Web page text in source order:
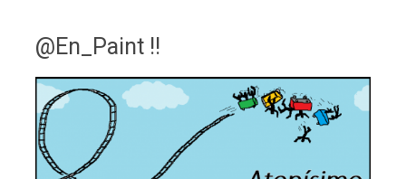
@En_Paint !!